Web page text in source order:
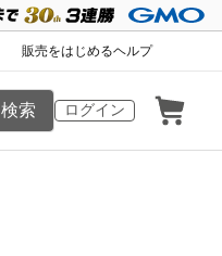
販売をはじめるヘルプ
ログイン
検索